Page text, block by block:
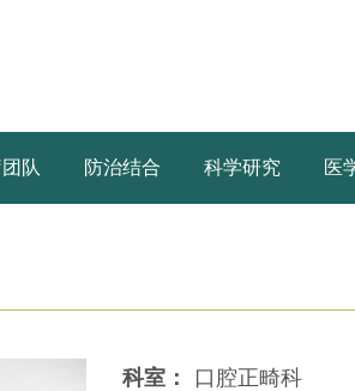
队 防治结合 科学研究 医
科室：
口腔正畸科